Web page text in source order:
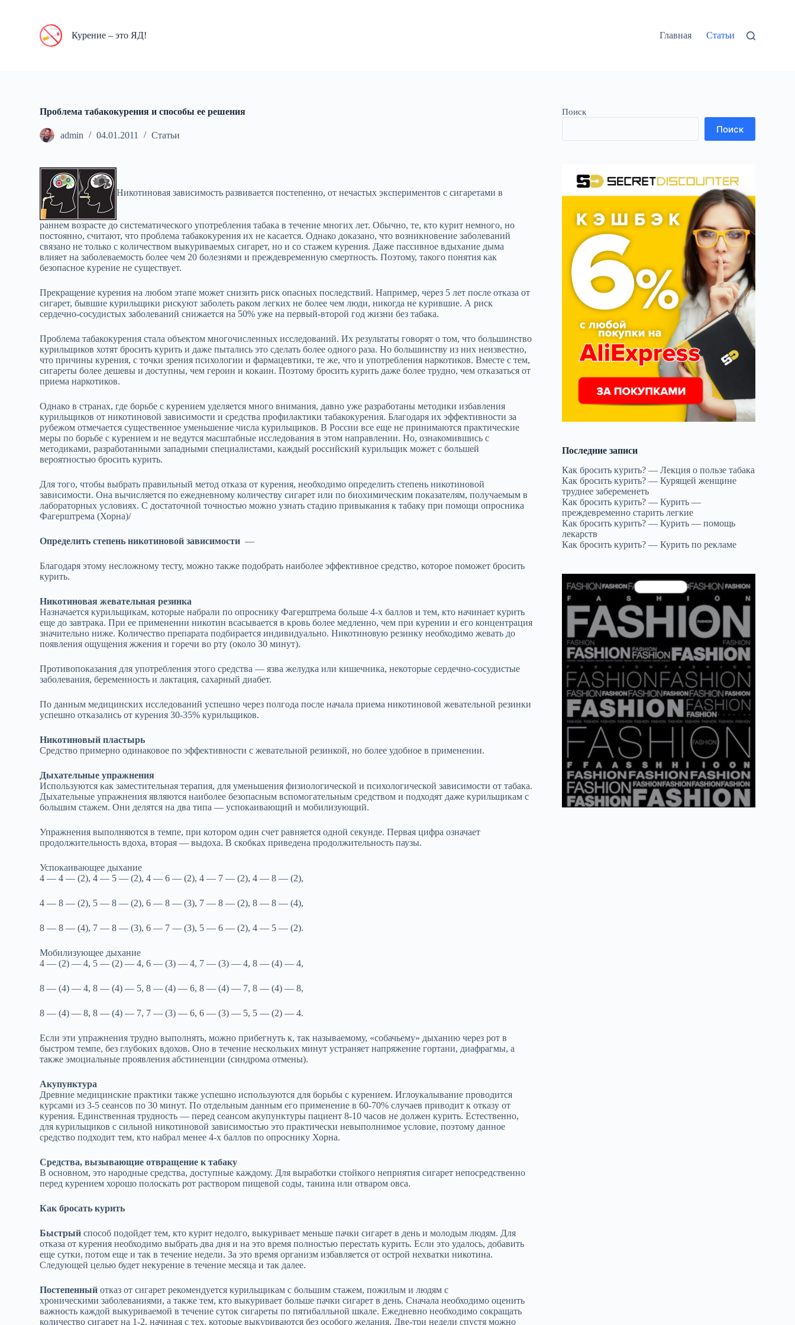
Курение – это ЯД! Главная Статьи
Проблема табакокурения и способы ее решения
admin 04.01.2011 Статьи
Никотиновая зависимость развивается постепенно, от нечастых экспериментов с сигаретами в
раннем возрасте до систематического употребления табака в течение многих лет. Обычно, те, кто курит немного, но
постоянно, считают, что проблема табакокурения их не касается. Однако доказано, что возникновение заболеваний
связано не только с количеством выкуриваемых сигарет, но и со стажем курения. Даже пассивное вдыхание дыма
влияет на заболеваемость более чем 20 болезнями и преждевременную смертность. Поэтому, такого понятия как
безопасное курение не существует.
Прекращение курения на любом этапе может снизить риск опасных последствий. Например, через 5 лет после отказа от
сигарет, бывшие курильщики рискуют заболеть раком легких не более чем люди, никогда не курившие. А риск
сердечно-сосудистых заболеваний снижается на 50% уже на первый-второй год жизни без табака.
Проблема табакокурения стала объектом многочисленных исследований. Их результаты говорят о том, что большинство
курильщиков хотят бросить курить и даже пытались это сделать более одного раза. Но большинству из них неизвестно,
что причины курения, с точки зрения психологии и фармацевтики, те же, что и употребления наркотиков. Вместе с тем,
сигареты более дешевы и доступны, чем героин и кокаин. Поэтому бросить курить даже более трудно, чем отказаться от
приема наркотиков.
Однако в странах, где борьбе с курением уделяется много внимания, давно уже разработаны методики избавления
курильщиков от никотиновой зависимости и средства профилактики табакокурения. Благодаря их эффективности за
рубежом отмечается существенное уменьшение числа курильщиков. В России все еще не принимаются практические
меры по борьбе с курением и не ведутся масштабные исследования в этом направлении. Но, ознакомившись с
методиками, разработанными западными специалистами, каждый российский курильщик может с большей
вероятностью бросить курить.
Для того, чтобы выбрать правильный метод отказа от курения, необходимо определить степень никотиновой
зависимости. Она вычисляется по ежедневному количеству сигарет или по биохимическим показателям, получаемым в
лабораторных условиях. С достаточной точностью можно узнать стадию привыкания к табаку при помощи опросника
Фагерштрема (Хорна)/
Определить степень никотиновой зависимости —
Благодаря этому несложному тесту, можно также подобрать наиболее эффективное средство, которое поможет бросить
курить.
Никотиновая жевательная резинка
Назначается курильщикам, которые набрали по опроснику Фагерштрема больше 4-х баллов и тем, кто начинает курить
еще до завтрака. При ее применении никотин всасывается в кровь более медленно, чем при курении и его концентрация
значительно ниже. Количество препарата подбирается индивидуально. Никотиновую резинку необходимо жевать до
появления ощущения жжения и горечи во рту (около 30 минут).
Противопоказания для употребления этого средства — язва желудка или кишечника, некоторые сердечно-сосудистые
заболевания, беременность и лактация, сахарный диабет.
По данным медицинских исследований успешно через полгода после начала приема никотиновой жевательной резинки
успешно отказались от курения 30-35% курильщиков.
Никотиновый пластырь
Средство примерно одинаковое по эффективности с жевательной резинкой, но более удобное в применении.
Дыхательные упражнения
Используются как заместительная терапия, для уменьшения физиологической и психологической зависимости от табака.
Дыхательные упражнения являются наиболее безопасным вспомогательным средством и подходят даже курильщикам с
большим стажем. Они делятся на два типа — успокаивающий и мобилизующий.
Упражнения выполняются в темпе, при котором один счет равняется одной секунде. Первая цифра означает
продолжительность вдоха, вторая — выдоха. В скобках приведена продолжительность паузы.
Успокаивающее дыхание
4 — 4 — (2), 4 — 5 — (2), 4 — 6 — (2), 4 — 7 — (2), 4 — 8 — (2),
4 — 8 — (2), 5 — 8 — (2), 6 — 8 — (3), 7 — 8 — (2), 8 — 8 — (4),
8 — 8 — (4), 7 — 8 — (3), 6 — 7 — (3), 5 — 6 — (2), 4 — 5 — (2).
Мобилизующее дыхание
4 — (2) — 4, 5 — (2) — 4, 6 — (3) — 4, 7 — (3) — 4, 8 — (4) — 4,
8 — (4) — 4, 8 — (4) — 5, 8 — (4) — 6, 8 — (4) — 7, 8 — (4) — 8,
8 — (4) — 8, 8 — (4) — 7, 7 — (3) — 6, 6 — (3) — 5, 5 — (2) — 4.
Если эти упражнения трудно выполнять, можно прибегнуть к, так называемому, «собачьему» дыханию через рот в
быстром темпе, без глубоких вдохов. Оно в течение нескольких минут устраняет напряжение гортани, диафрагмы, а
также эмоциальные проявления абстиненции (синдрома отмены).
Акупунктура
Древние медицинские практики также успешно используются для борьбы с курением. Иглоукалывание проводится
курсами из 3-5 сеансов по 30 минут. По отдельным данным его применение в 60-70% случаев приводит к отказу от
курения. Единственная трудность — перед сеансом акупунктуры пациент 8-10 часов не должен курить. Естественно,
для курильщиков с сильной никотиновой зависимостью это практически невыполнимое условие, поэтому данное
средство подходит тем, кто набрал менее 4-х баллов по опроснику Хорна.
Средства, вызывающие отвращение к табаку
В основном, это народные средства, доступные каждому. Для выработки стойкого неприятия сигарет непосредственно
перед курением хорошо полоскать рот раствором пищевой соды, танина или отваром овса.
Как бросать курить
Быстрый способ подойдет тем, кто курит недолго, выкуривает меньше пачки сигарет в день и молодым людям. Для
отказа от курения необходимо выбрать два дня и на это время полностью перестать курить. Если это удалось, добавить
еще сутки, потом еще и так в течение недели. За это время организм избавляется от острой нехватки никотина.
Следующей целью будет некурение в течение месяца и так далее.
Постепенный отказ от сигарет рекомендуется курильщикам с большим стажем, пожилым и людям с
хроническими заболеваниями, а также тем, кто выкуривает больше пачки сигарет в день. Сначала необходимо оценить
важность каждой выкуриваемой в течение суток сигареты по пятибалльной шкале. Ежедневно необходимо сокращать
количество сигарет на 1-2, начиная с тех, которые выкуриваются без особого желания. Две-три недели спустя можно
Поиск
Поиск
Последние записи
Как бросить курить? — Лекция о пользе табака
Как бросить курить? — Курящей женщине
труднее забеременеть
Как бросить курить? — Курить —
преждевременно старить легкие
Как бросить курить? — Курить — помощь
лекарств
Как бросить курить? — Курить по рекламе